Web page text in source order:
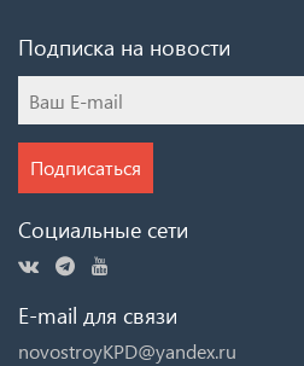
Подписка на новости
Подписаться
Социальные сети
E-mail для связи
novostroyKPD@yandex.ru